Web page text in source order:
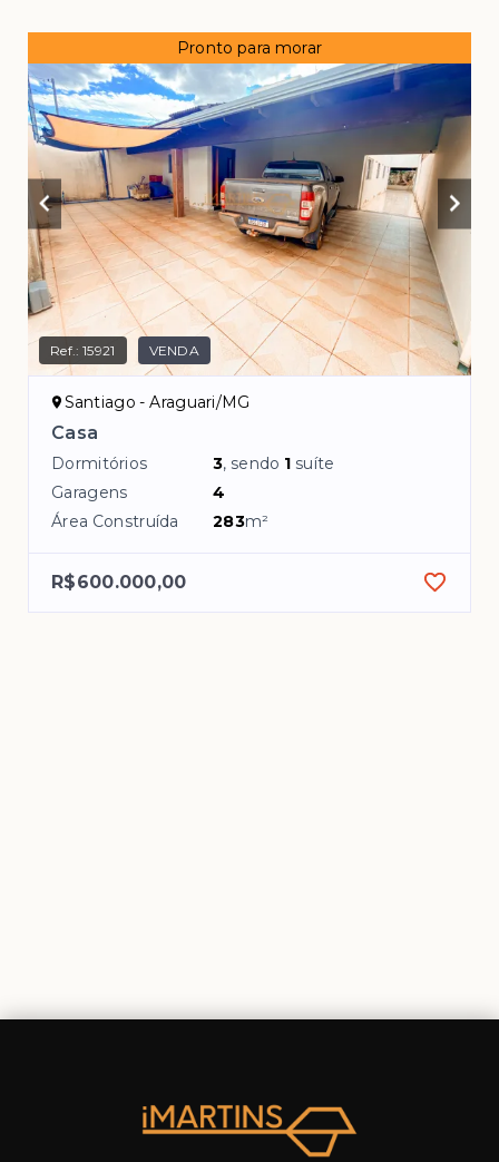
Pronto para morar
Ref.:15921 VENDA
Santiago - Araguari/MG
Casa
Dormitórios 3, sendo 1 suíte
Garagens
4
Área Construída
283m²
R$600.000,00